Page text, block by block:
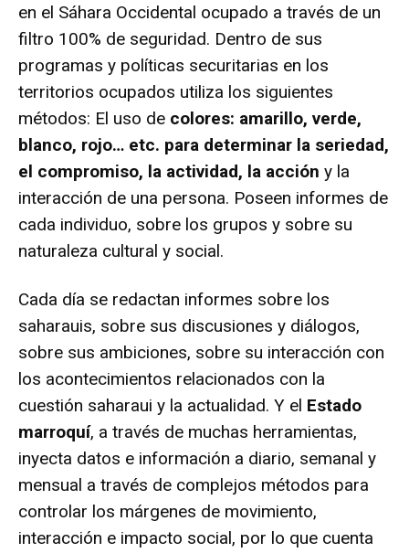
en el Sáhara Occidental ocupado a través de un
filtro 100% de seguridad. Dentro de sus
programas y políticas securitarias en los
territorios ocupados utiliza los siguientes
métodos: El uso de colores: amarillo, verde,
blanco, rojo… etc. para determinar la seriedad,
el compromiso, la actividad, la acción y la
interacción de una persona. Poseen informes de
cada individuo, sobre los grupos y sobre su
naturaleza cultural y social.
Cada día se redactan informes sobre los
saharauis, sobre sus discusiones y diálogos,
sobre sus ambiciones, sobre su interacción con
los acontecimientos relacionados con la
cuestión saharaui y la actualidad. Y el Estado
marroquí, a través de muchas herramientas,
inyecta datos e información a diario, semanal y
mensual a través de complejos métodos para
controlar los márgenes de movimiento,
interacción e impacto social, por lo que cuenta